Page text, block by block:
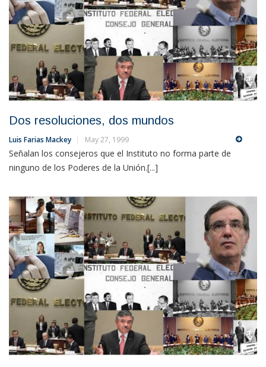
Dos resoluciones, dos mundos
Luis Farias Mackey May 27, 1999
Señalan los consejeros que el Instituto no forma parte de
ninguno de los Poderes de la Unión.[...]